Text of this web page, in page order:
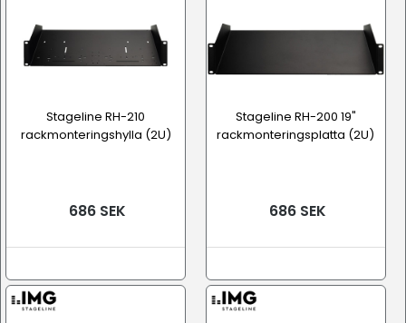
Stageline RH-210
rackmonteringshylla (2U)
686 SEK
Stageline RH-200 19"
rackmonteringsplatta (2U)
686 SEK